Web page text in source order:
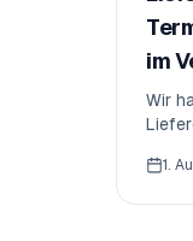
im
Wir
1.